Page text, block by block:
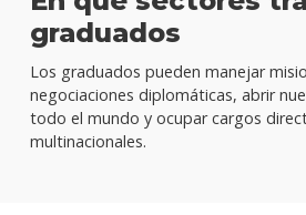
graduados
Los graduados pueden manejar
negociaciones diplomáticas, abrir
todo el mundo y ocupar cargos
multinacionales.